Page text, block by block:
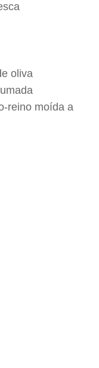
oliva
reino moída a